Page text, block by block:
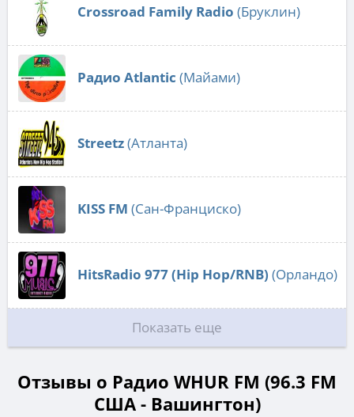
Crossroad Family Radio (Бруклин)
Радио Atlantic (Майами)
Streetz(Атланта)
KISS FM (Сан-Франциско)
HitsRadio 977 (Hip Hop/RNB) (Орландо)
Показать еще
Отзывы о Радио WHUR FM (96.3 FM
США - Вашингтон)